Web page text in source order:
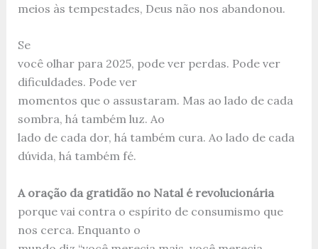
meios às tempestades, Deus não nos abandonou.
Se
você olhar para 2025, pode ver perdas. Pode ver
dificuldades. Pode ver
momentos que o assustaram. Mas ao lado de cada
sombra, há também luz. Ao
lado de cada dor, há também cura. Ao lado de cada
dúvida, há também fé.
A oração da gratidão no Natal é revolucionária
porque vai contra o espírito de consumismo que
nos cerca. Enquanto o